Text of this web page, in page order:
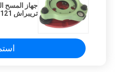
جهاز المسح
تريبراش GDF121